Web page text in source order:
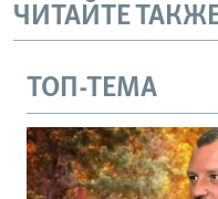
ЧИТАЙТЕ
ТОП-ТЕМА